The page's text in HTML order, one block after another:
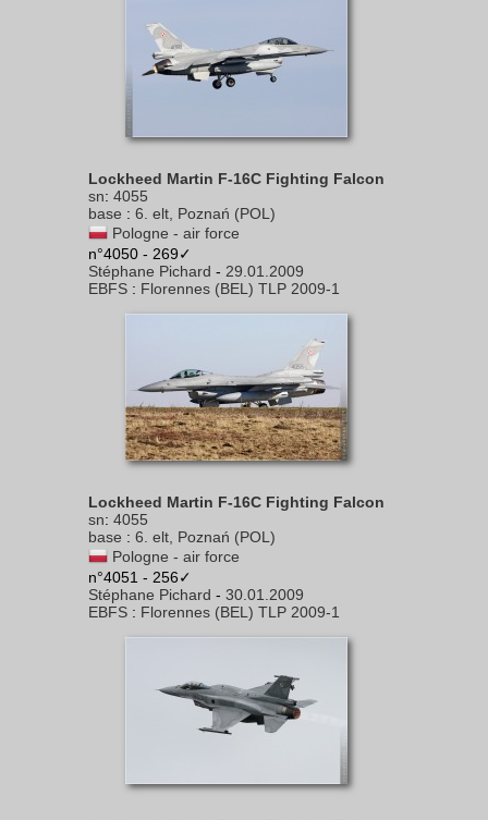
Lockheed Martin F-16C Fighting Falcon
sn: 4055
base : 6. elt, Poznań (POL)
Pologne - air force
n°4050 - 269✓
Stéphane Pichard - 29.01.2009
EBFS : Florennes (BEL) TLP 2009-1
Lockheed Martin F-16C Fighting Falcon
sn: 4055
base : 6. elt, Poznań (POL)
Pologne - air force
n°4051 - 256✓
Stéphane Pichard - 30.01.2009
EBFS : Florennes (BEL) TLP 2009-1